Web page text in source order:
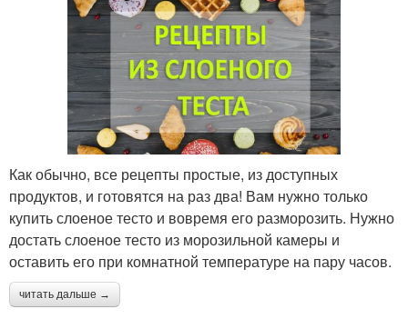
Как обычно, все рецепты простые, из доступных
продуктов, и готовятся на раз два! Вам нужно только
купить слоеное тесто и вовремя его разморозить. Нужно
достать слоеное тесто из морозильной камеры и
оставить его при комнатной температуре на пару часов.
читать дальше →